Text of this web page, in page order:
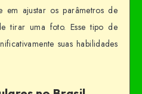
em ajustar os parâmetros de
tirar uma foto. Esse tipo de
suas habilidades